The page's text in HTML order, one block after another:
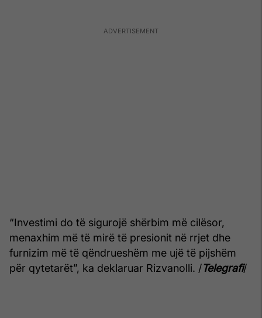
“Investimi do të sigurojë shërbim më cilësor,
menaxhim më të mirë të presionit në rrjet dhe
furnizim më të qëndrueshëm me ujë të pijshëm
për qytetarët”, ka deklaruar Rizvanolli. /Telegrafi/